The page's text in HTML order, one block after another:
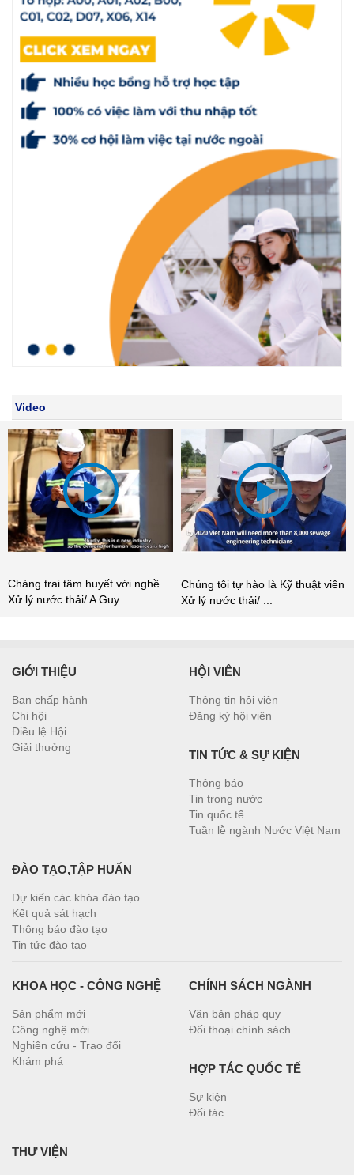
Video
Chàng trai tâm huyết với nghề
Xử lý nước thải/ A Guy ...
Chúng tôi tự hào là Kỹ thuật viên
Xử lý nước thải/ ...
GIỚI THIỆU
Ban chấp hành
Chi hội
Điều lệ Hội
Giải thưởng
HỘI VIÊN
Thông tin hội viên
Đăng ký hội viên
TIN TỨC & SỰ KIỆN
Thông báo
Tin trong nước
Tin quốc tế
Tuần lễ ngành Nước Việt Nam
ĐÀO TẠO,TẬP HUẤN
Dự kiến các khóa đào tạo
Kết quả sát hạch
Thông báo đào tạo
Tin tức đào tạo
KHOA HỌC - CÔNG NGHỆ
Sản phẩm mới
Công nghệ mới
Nghiên cứu - Trao đổi
Khám phá
CHÍNH SÁCH NGÀNH
Văn bản pháp quy
Đối thoại chính sách
HỢP TÁC QUỐC TẾ
Sự kiện
Đối tác
THƯ VIỆN